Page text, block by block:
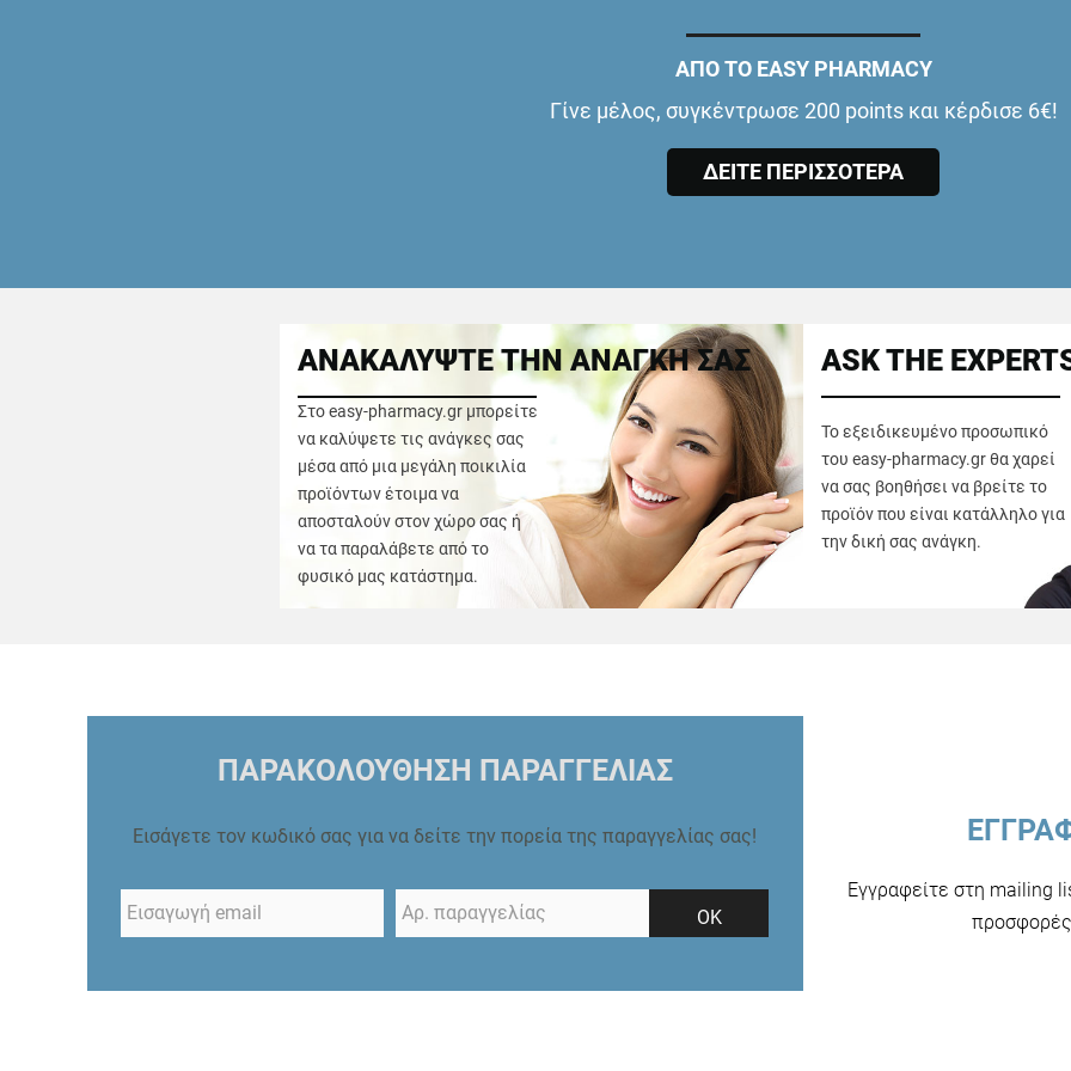
ΑΠΟ ΤΟ EASY PHARMACY
Γίνε μέλος, συγκέντρωσε 200 points και κέρδισε 6€!
ΔΕΙΤΕ ΠΕΡΙΣΣΟΤΕΡΑ
ΑΝΑΚΑΛΥΨΤΕ ΤΗΝ ΑΝΑΓΚΗ ΣΑΣ
Στο easy-pharmacy.gr μπορείτε
να καλύψετε τις ανάγκες σας
μέσα από μια μεγάλη ποικιλία
προϊόντων έτοιμα να
αποσταλούν στον χώρο σας ή
να τα παραλάβετε από το
φυσικό μας κατάστημα.
ASK THE
Το εξειδικευμένο προσωπικό
του easy-pharmacy.gr θα χαρεί
να σας βοηθήσει να βρείτε το
προϊόν που είναι κατάλληλο για
την δική σας ανάγκη.
ΠΑΡΑΚΟΛΟΥΘΗΣΗ ΠΑΡΑΓΓΕΛΙΑΣ
Εισάγετε τον κωδικό σας για να δείτε την πορεία της παραγγελίας σας!
ΟΚ
Εγγραφείτε στη mailing
προσφορές